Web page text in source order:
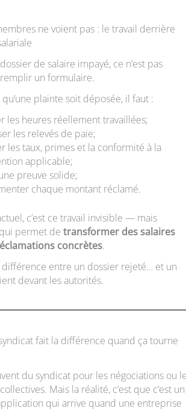
ne voient pas : le travail derrière
de salaire impayé, ce n’est pas
un formulaire.
plainte soit déposée, il faut :
les heures réellement travaillées;
les relevés de paie;
les taux, primes et la conformité à la
applicable;
preuve solide;
chaque montant réclamé.
c’est ce travail invisible — mais
permet de transformer des salaires
concrètes.
différence entre un dossier rejeté… et un
devant les autorités.
fait la différence quand ça tourne
du syndicat pour les négociations ou
Mais la réalité, c’est que c’est un
qui arrive quand une entreprise